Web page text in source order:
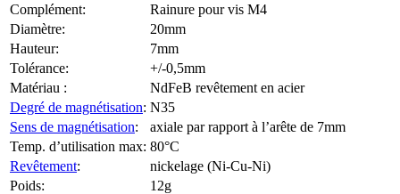
Complément:
Rainure pour vis M4
Diamètre:
20mm
Hauteur:
7mm
Tolérance:
+/-0,5mm
Matériau :
NdFeB revêtement en acier
Degré de magnétisation: N35
Sens de magnétisation:
axiale par rapport à l’arête de 7mm
Temp. d’utilisation max: 80°C
Revêtement:
nickelage (Ni-Cu-Ni)
Poids:
12g